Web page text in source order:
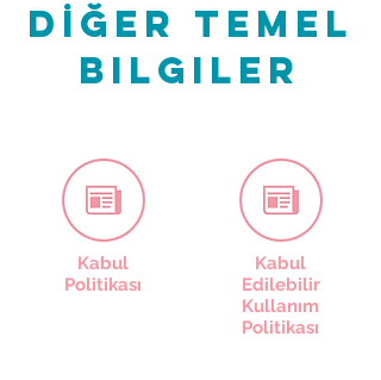
DİĞER Temel
Bilgiler
Kabul
Politikası
Kabul
Edilebilir
Kullanım
Politikası